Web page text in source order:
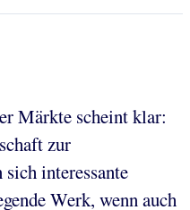
Märkte scheint klar:
zur
interessante
Werk, wenn auch